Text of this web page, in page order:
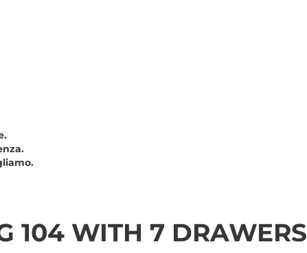
104 WITH 7 DRAWERS